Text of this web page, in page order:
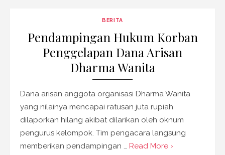
BERITA
Pendampingan Hukum Korban
Penggelapan Dana Arisan
Dharma Wanita
Dana arisan anggota organisasi Dharma Wanita
yang nilainya mencapai ratusan juta rupiah
dilaporkan hilang akibat dilarikan oleh oknum
pengurus kelompok. Tim pengacara langsung
memberikan pendampingan … Read More ›